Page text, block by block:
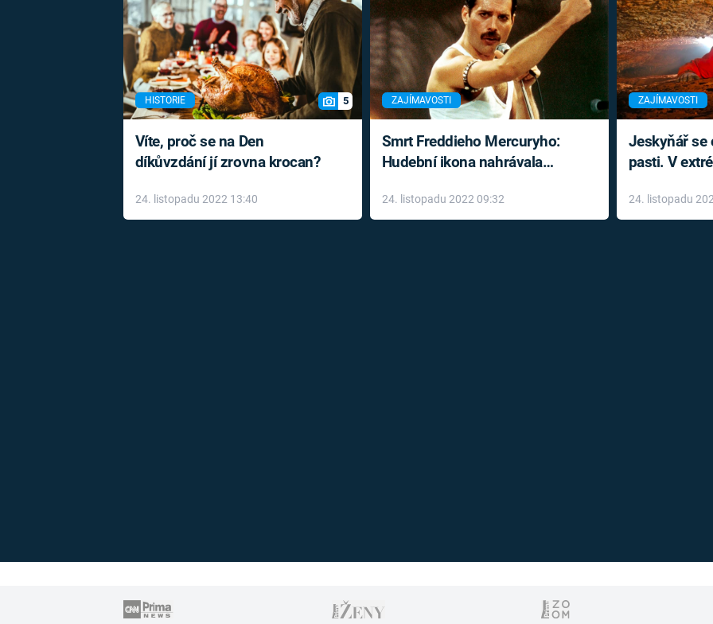
HISTORIE 5
Víte, proč se na Den
díkůvzdání jí zrovna krocan?
24. listopadu 2022 13:40
ZAJÍMAVOSTI
Smrt Freddieho Mercuryho:
Hudební ikona nahrávala
léky
24. listopadu 2022 09:32
ZAJÍMAVOSTI
Jeskyňář se
pasti. V
24. listopadu